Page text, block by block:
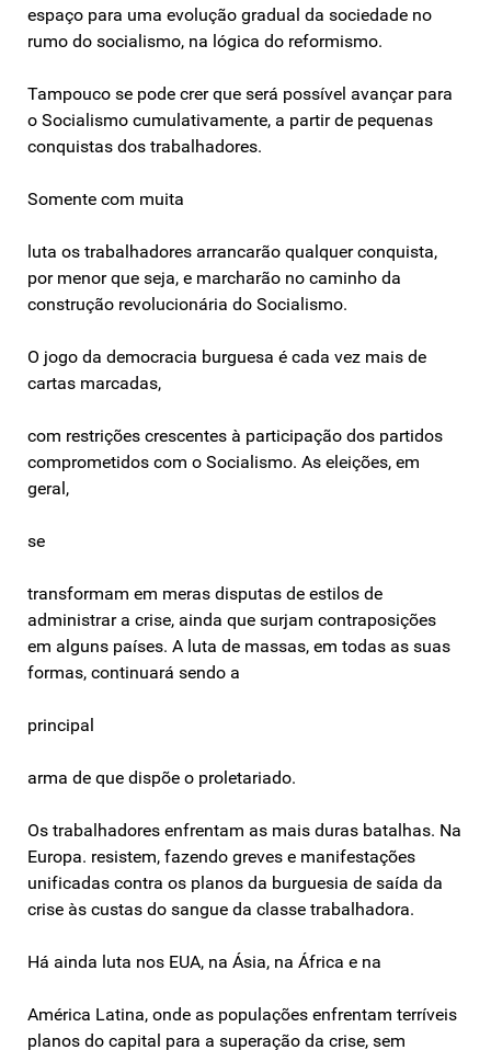
espaço para uma evolução gradual da sociedade no
rumo do socialismo, na lógica do reformismo.
Tampouco se pode crer que será possível avançar para
o Socialismo cumulativamente, a partir de pequenas
conquistas dos trabalhadores.
Somente com muita
luta os trabalhadores arrancarão qualquer conquista,
por menor que seja, e marcharão no caminho da
construção revolucionária do Socialismo.
O jogo da democracia burguesa é cada vez mais de
cartas marcadas,
com restrições crescentes à participação dos partidos
comprometidos com o Socialismo. As eleições, em
geral,
se
transformam em meras disputas de estilos de
administrar a crise, ainda que surjam contraposições
em alguns países. A luta de massas, em todas as suas
formas, continuará sendo a
principal
arma de que dispõe o proletariado.
Os trabalhadores enfrentam as mais duras batalhas. Na
Europa. resistem, fazendo greves e manifestações
unificadas contra os planos da burguesia de saída da
crise às custas do sangue da classe trabalhadora.
Há ainda luta nos EUA, na Ásia, na África e na
América Latina, onde as populações enfrentam terríveis
planos do capital para a superação da crise, sem